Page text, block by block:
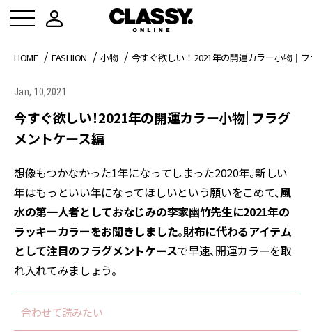
HOME FASHION 小物 今すぐ欲しい！2021年の開運カラー小物｜
Jan, 10,2021
今すぐ欲しい！2021年の開運カラー小物｜フラグ
メントケース編
想像もつかなかった1年になってしまった2020年。新しい
年はもっといい年になってほしいという願いをこめて、風
水の第一人者としておなじみの李家幽竹先生に2021年の
ラッキーカラーをお聞きしました。財布に代わるアイテム
として注目のフラグメントケースで早速、開運カラーを取
れ入れてみましょう。
合わせて読みたい